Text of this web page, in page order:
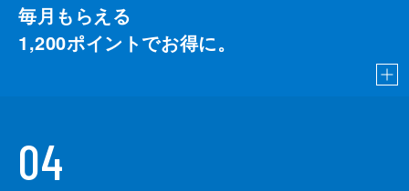
毎月もらえる
1,200ポイントでお得に。
04